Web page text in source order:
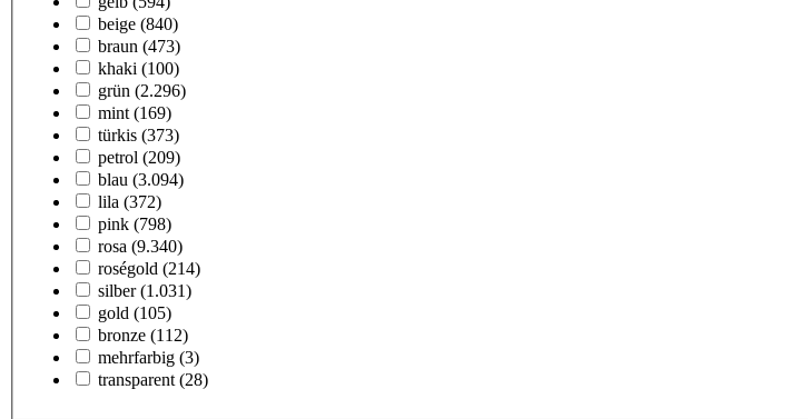
beige (840)
braun (473)
khaki (100)
grün (2.296)
mint (169)
türkis (373)
petrol (209)
blau (3.094)
lila (372)
pink (798)
rosa (9.340)
roségold (214)
silber (1.031)
gold (105)
bronze (112)
mehrfarbig (3)
transparent (28)